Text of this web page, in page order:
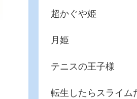
超かぐや姫
月姫
テニスの王子様
転生したらスライム